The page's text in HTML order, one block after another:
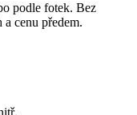
podle fotek. Bez
cenu předem.